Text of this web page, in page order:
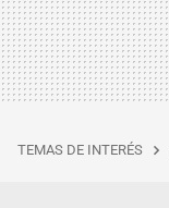
TEMAS DE INTERÉS